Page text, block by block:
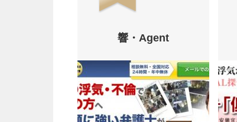
響・Agent